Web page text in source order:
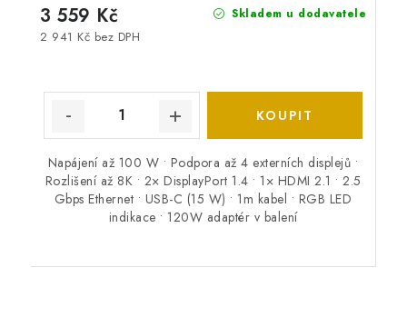
Skladem u dodavatele
2 941 Kč bez DPH
3 559 Kč
Napájení až 100 W • Podpora až 4 externích displejů •
Rozlišení až 8K • 2× DisplayPort 1.4 • 1× HDMI 2.1 • 2.5
Gbps Ethernet • USB-C (15 W) • 1m kabel • RGB LED
indikace • 120W adaptér v balení